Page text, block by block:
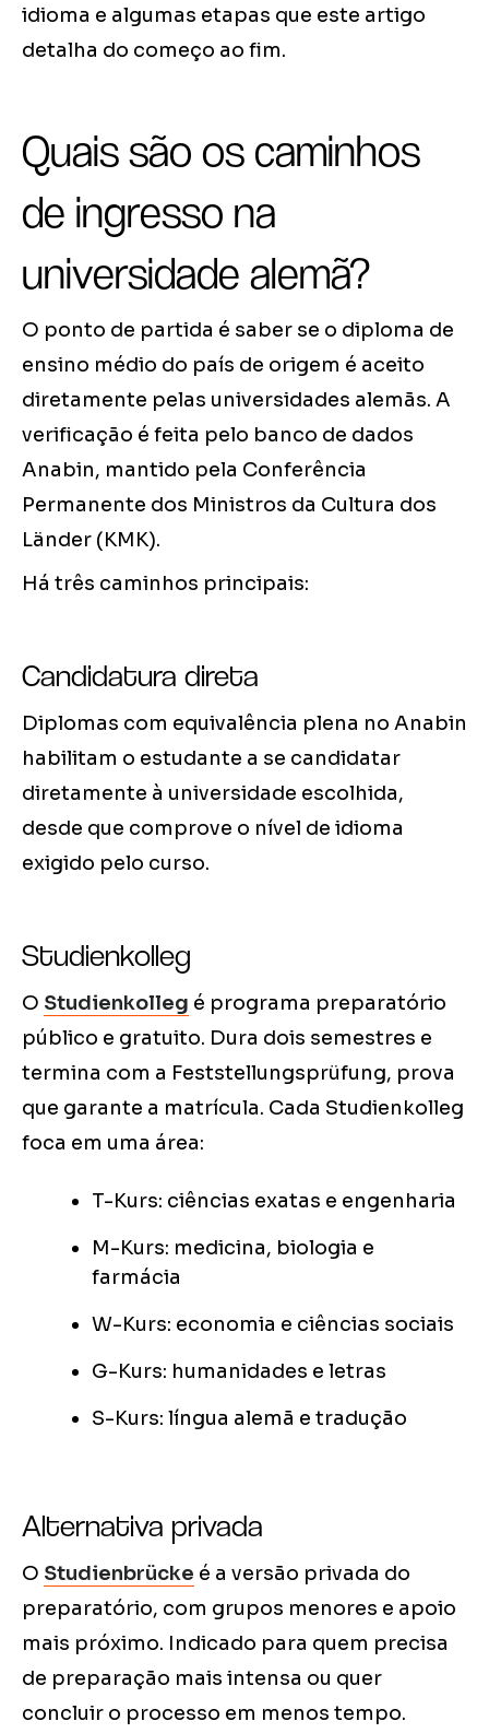
idioma e algumas etapas que este artigo
detalha do começo ao fim.
Quais são os caminhos
de ingresso na
universidade alemã?
O ponto de partida é saber se o diploma de
ensino médio do país de origem é aceito
diretamente pelas universidades alemãs. A
verificação é feita pelo banco de dados
Anabin, mantido pela Conferência
Permanente dos Ministros da Cultura dos
Länder (KMK).
Há três caminhos principais:
Candidatura direta
Diplomas com equivalência plena no Anabin
habilitam o estudante a se candidatar
diretamente à universidade escolhida,
desde que comprove o nível de idioma
exigido pelo curso.
Studienkolleg
O Studienkolleg é programa preparatório
público e gratuito. Dura dois semestres e
termina com a Feststellungsprüfung, prova
que garante a matrícula. Cada Studienkolleg
foca em uma área:
T-Kurs: ciências exatas e engenharia
M-Kurs: medicina, biologia e
farmácia
W-Kurs: economia e ciências sociais
G-Kurs: humanidades e letras
S-Kurs: língua alemã e tradução
Alternativa privada
O Studienbrücke é a versão privada do
preparatório, com grupos menores e apoio
mais próximo. Indicado para quem precisa
de preparação mais intensa ou quer
concluir o processo em menos tempo.